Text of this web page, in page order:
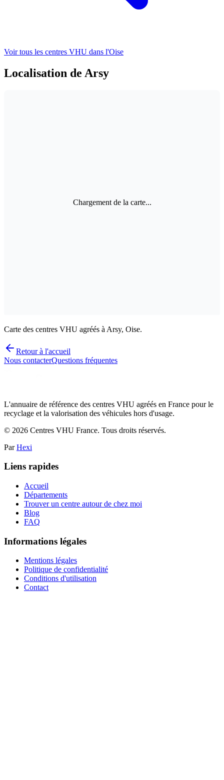
Voir tous les centres VHU dans l'Oise
Localisation de Arsy
Chargement de la carte...
Carte des centres VHU agréés à Arsy, Oise.
Retour à l'accueil
Nous contacterQuestions fréquentes
L'annuaire de référence des centres VHU agréés en France pour le
recyclage et la valorisation des véhicules hors d'usage.
© 2026 Centres VHU France. Tous droits réservés.
Par Hexi
Liens rapides
Accueil
Départements
Trouver un centre autour de chez moi
Blog
FAQ
Informations légales
Mentions légales
Politique de confidentialité
Conditions d'utilisation
Contact